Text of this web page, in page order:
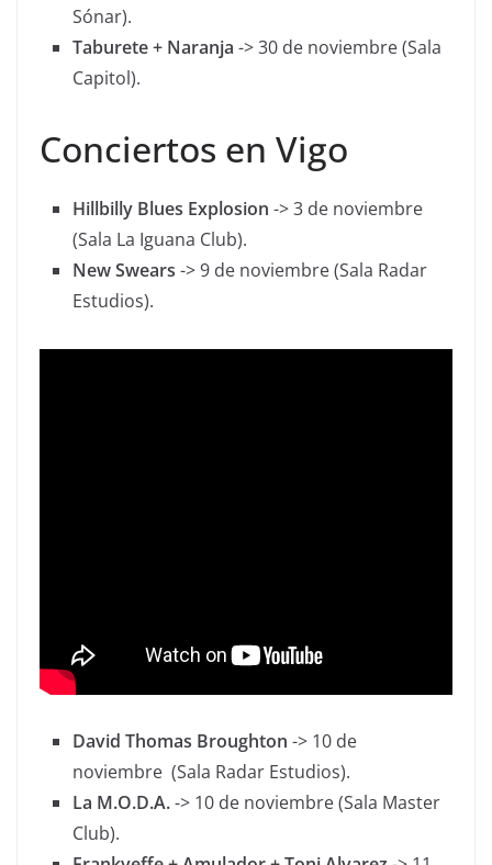
Sónar).
Taburete + Naranja -> 30 de noviembre (Sala
Capitol).
Conciertos en Vigo
Hillbilly Blues Explosion -> 3 de noviembre
(Sala La Iguana Club).
New Swears -> 9 de noviembre (Sala Radar
Estudios).
David Thomas Broughton -> 10 de
noviembre (Sala Radar Estudios).
La M.O.D.A.-> 10 de noviembre (Sala Master
Club).